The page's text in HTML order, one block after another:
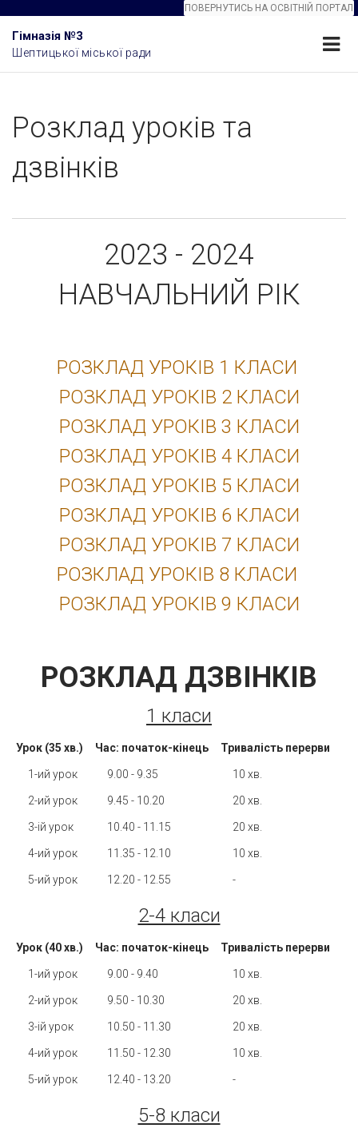
ПОВЕРНУТИСЬ НА ОСВІТНІЙ ПОРТАЛ
Гімназія №3
Шептицької міської ради
Розклад уроків та
дзвінків
2023 - 2024
НАВЧАЛЬНИЙ РІК
РОЗКЛАД УРОКІВ 1 КЛАСИ
РОЗКЛАД УРОКІВ 2 КЛАСИ
РОЗКЛАД УРОКІВ 3 КЛАСИ
РОЗКЛАД УРОКІВ 4 КЛАСИ
РОЗКЛАД УРОКІВ 5 КЛАСИ
РОЗКЛАД УРОКІВ 6 КЛАСИ
РОЗКЛАД УРОКІВ 7 КЛАСИ
РОЗКЛАД УРОКІВ 8 КЛАСИ
РОЗКЛАД УРОКІВ 9 КЛАСИ
РОЗКЛАД ДЗВІНКІВ
1 класи
Урок (35 хв.) Час: початок-кінець Тривалість перерви
1-ий урок 9.00 - 9.35 10 хв.
2-ий урок 9.45 - 10.20 20 хв.
3-ій урок 10.40 - 11.15 20 хв.
4-ий урок 11.35 - 12.10 10 хв.
5-ий урок 12.20 - 12.55 -
2-4 класи
Урок (40 хв.) Час: початок-кінець Тривалість перерви
1-ий урок 9.00 - 9.40 10 хв.
2-ий урок 9.50 - 10.30 20 хв.
3-ій урок 10.50 - 11.30 20 хв.
4-ий урок 11.50 - 12.30 10 хв.
5-ий урок 12.40 - 13.20 -
5-8 класи